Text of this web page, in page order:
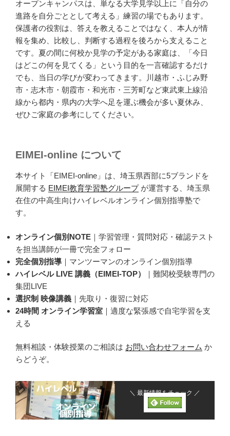
オープンキャンパスは、単なる大学見学以上に「自分の
進路を自分ごととして考える」練習の場でもあります。
保護者の役割は、答えを教えることではなく、本人が情
報を集め、比較し、判断する過程を後ろから支えること
です。夏の間に何校か見学の予定がある家庭は、「今日
はどこの何を見てくる」という目的を一言確認するだけ
でも、当日の学びが変わってきます。川越市・ふじみ野
市・志木市・朝霞市・和光市・三芳町など東武東上線沿
線から都内・県内の大学へ足を運ぶ機会が多い夏休み、
ぜひご家庭の参考にしてください。
EIMEI-online について
本サイト「EIMEI-online」は、埼玉県西部に5ブランドを
展開する EIMEI教育学習塾グループが運営する、埼玉県
在住の中高生向けハイレベルオンライン個別指導塾で
す。
オンライン個別NOTE ｜学習管理・質問対応・確認テスト
を担当講師が一冊で完全フォロー
完全個別指導 ｜マンツーマンのオンライン個別指導
ハイレベル LIVE 講義（EIMEI-TOP）
｜難関校受験専門の
集団LIVE
選択制 映像講義 ｜先取り・復習に対応
24時間 オンライン学習室 ｜適度な緊張感で自宅学習を支
える
無料相談・体験授業のご相談は お問い合わせフォーム か
らどうぞ。
＼ 最新情報をチェック ／